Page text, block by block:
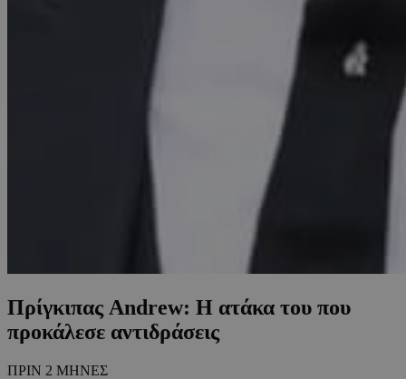
Πρίγκιπας Andrew: Η ατάκα του που
προκάλεσε αντιδράσεις
ΠΡΙΝ 2 ΜΗΝΕΣ